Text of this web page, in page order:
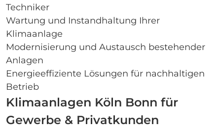
Techniker
Wartung und Instandhaltung Ihrer
Klimaanlage
Modernisierung und Austausch bestehender
Anlagen
Energieeffiziente Lösungen für nachhaltigen
Betrieb
Klimaanlagen Köln Bonn für
Gewerbe & Privatkunden